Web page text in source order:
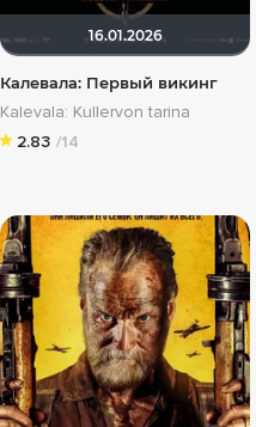
16.01.2026
Калевала: Первый викинг
Kalevala: Kullervon tarina
2.83 /14